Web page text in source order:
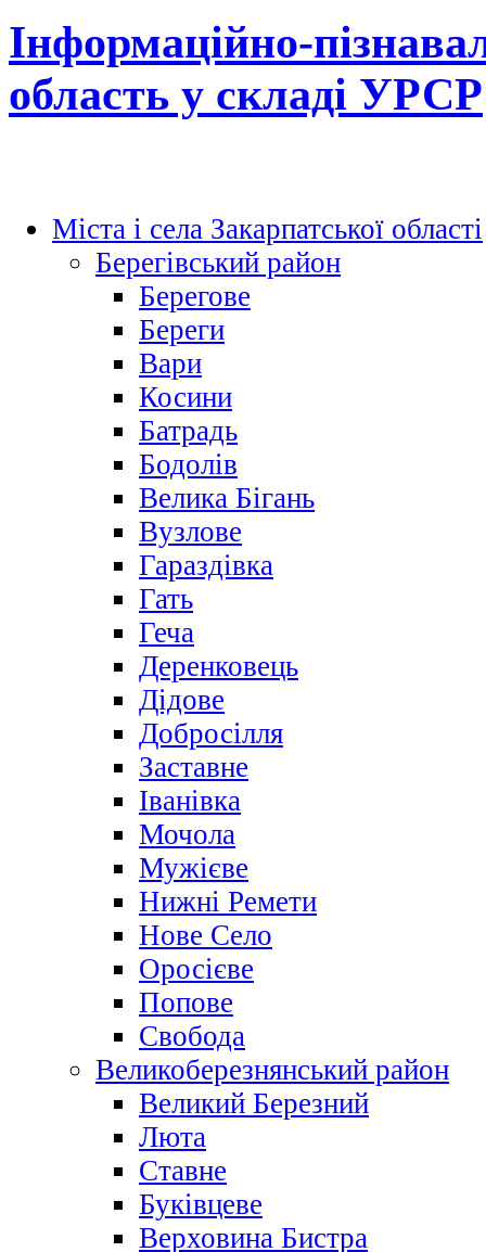
Інформаційно-
область у складі УРСР
Міста і села Закарпатської області
Берегівський район
Берегове
Береги
Вари
Косини
Батрадь
Бодолів
Велика Бігань
Вузлове
Гараздівка
Гать
Геча
Деренковець
Дідове
Добросілля
Заставне
Іванівка
Мочола
Мужієве
Нижні Ремети
Нове Село
Оросієве
Попове
Свобода
Великоберезнянський район
Великий Березний
Люта
Ставне
Буківцеве
Верховина Бистра